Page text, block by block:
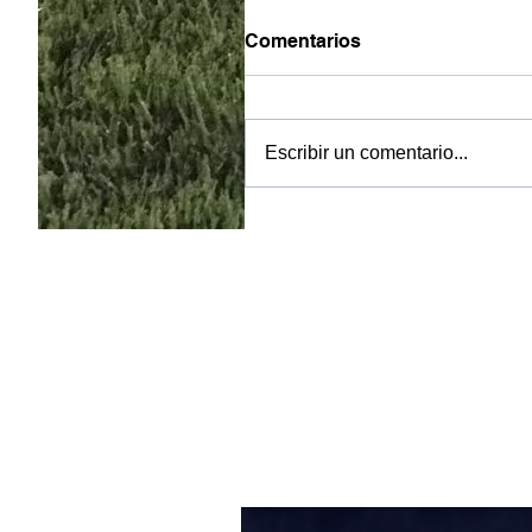
Comentarios
Escribir un comentario...